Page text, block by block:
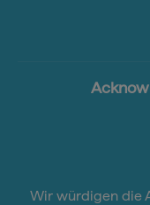
Wir würdigen die